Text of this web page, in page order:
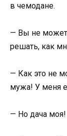
в чемодане.
— Вы не
решать, как
— Как это не
мужа! У меня
— Но дача моя!